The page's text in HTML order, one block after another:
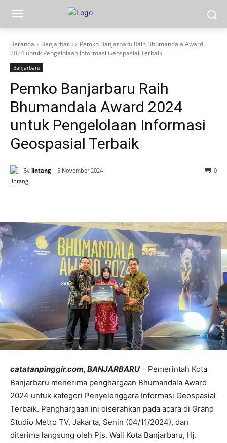
Beranda Banjarbaru
Pemko Banjarbaru Raih Bhumandala Award
2024 untuk Pengelolaan Informasi Geospasial Terbaik
Banjarbaru
Pemko Banjarbaru Raih
Bhumandala Award 2024
untuk Pengelolaan Informasi
Geospasial Terbaik
By lintang 5 November 2024 0
catatanpinggir.com, BANJARBARU – Pemerintah Kota
Banjarbaru menerima penghargaan Bhumandala Award
2024 untuk kategori Penyelenggara Informasi Geospasial
Terbaik. Penghargaan ini diserahkan pada acara di Grand
Studio Metro TV, Jakarta, Senin (04/11/2024), dan
diterima langsung oleh Pjs. Wali Kota Banjarbaru, Hj.